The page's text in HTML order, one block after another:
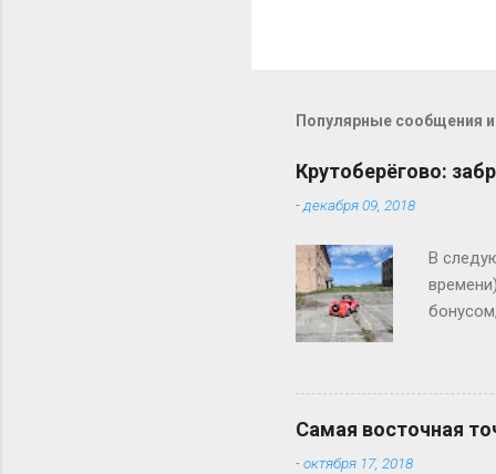
Популярные сообщения
Крутоберёгово:
-декабря 09, 2018
В
Самая восточная
-октября 17, 2018